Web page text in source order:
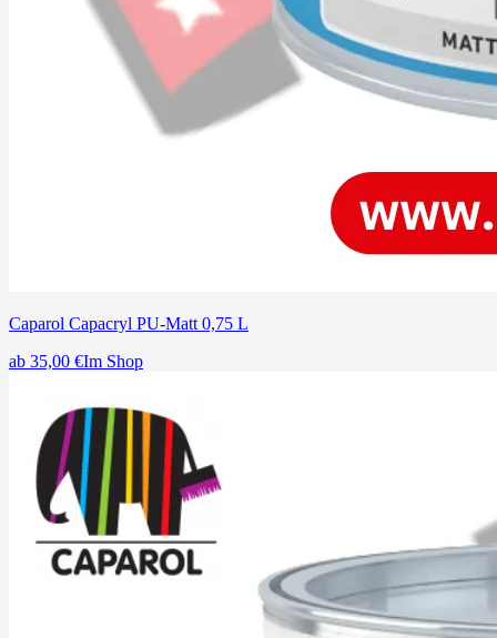
Caparol Capacryl PU-Matt 0,75 L
ab 35,00 €Im Shop